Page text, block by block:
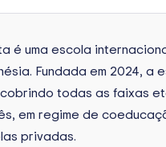
é uma escola
Fundada em 2024,
cobrindo todas as faixas
em regime de
privadas.